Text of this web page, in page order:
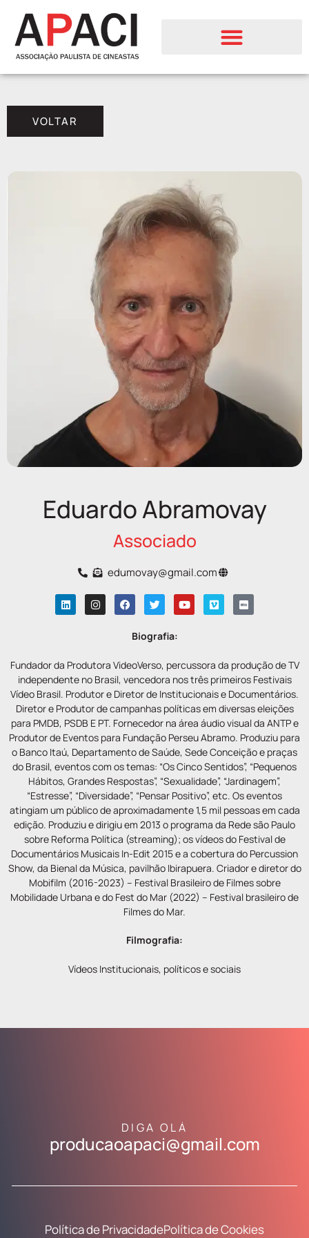
VOLTAR
Eduardo Abramovay
Associado
edumovay@gmail.com
Biografia:
Fundador da Produtora VideoVerso, percussora da produção de TV
independente no Brasil, vencedora nos três primeiros Festivais
Vídeo Brasil. Produtor e Diretor de Institucionais e Documentários.
Diretor e Produtor de campanhas políticas em diversas eleições
para PMDB, PSDB E PT. Fornecedor na área áudio visual da ANTP e
Produtor de Eventos para Fundação Perseu Abramo. Produziu para
o Banco Itaú, Departamento de Saúde, Sede Conceição e praças
do Brasil, eventos com os temas: “Os Cinco Sentidos”, “Pequenos
Hábitos, Grandes Respostas”, “Sexualidade”, “Jardinagem”,
“Estresse”, “Diversidade”, “Pensar Positivo”, etc. Os eventos
atingiam um público de aproximadamente 1,5 mil pessoas em cada
edição. Produziu e dirigiu em 2013 o programa da Rede são Paulo
sobre Reforma Política (streaming); os vídeos do Festival de
Documentários Musicais In-Edit 2015 e a cobertura do Percussion
Show, da Bienal da Música, pavilhão Ibirapuera. Criador e diretor do
Mobifilm (2016-2023) – Festival Brasileiro de Filmes sobre
Mobilidade Urbana e do Fest do Mar (2022) – Festival brasileiro de
Filmes do Mar.
Filmografia:
Vídeos Institucionais, políticos e sociais
DIGA OLÁ
producaoapaci@gmail.com
Política de PrivacidadePolítica de Cookies